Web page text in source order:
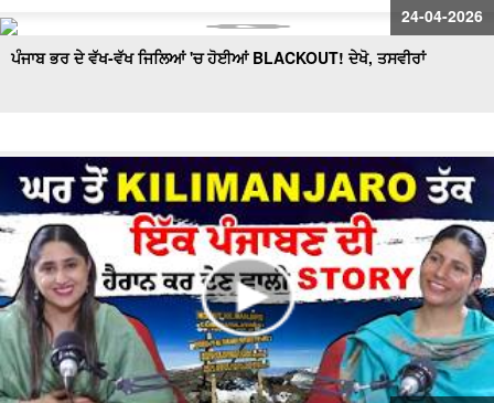
24-04-2026
ਪੰਜਾਬ ਭਰ ਦੇ ਵੱਖ-ਵੱਖ ਜਿਲਿਆਂ 'ਚ ਹੋਈਆਂ BLACKOUT! ਦੇਖੋ, ਤਸਵੀਰਾਂ